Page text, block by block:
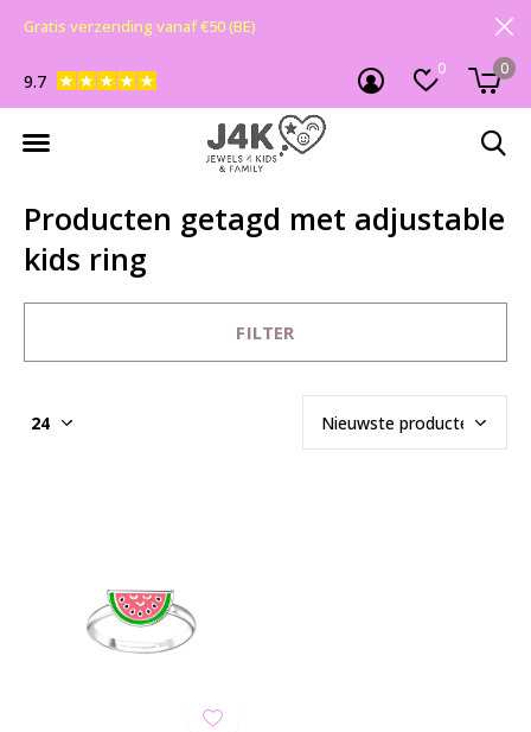
0 0
9.7
Gratis verzending vanaf €50 (BE)
Producten getagd met adjustable
kids ring
FILTER